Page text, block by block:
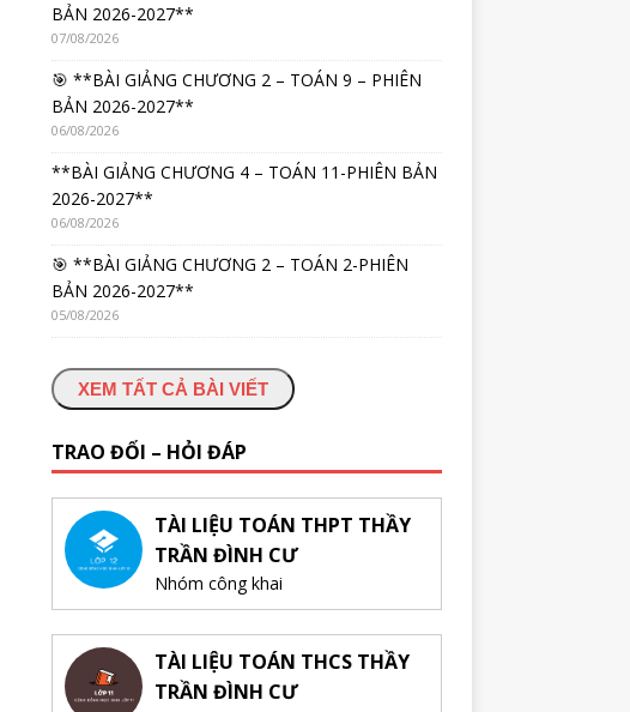
BẢN 2026-2027**
07/08/2026
🎯 **BÀI GIẢNG CHƯƠNG 2 – TOÁN 9 – PHIÊN
BẢN 2026-2027**
06/08/2026
**BÀI GIẢNG CHƯƠNG 4 – TOÁN 11-PHIÊN BẢN
2026-2027**
06/08/2026
🎯 **BÀI GIẢNG CHƯƠNG 2 – TOÁN 2-PHIÊN
BẢN 2026-2027**
05/08/2026
XEM TẤT CẢ BÀI VIẾT
TRAO ĐỔI – HỎI ĐÁP
TÀI LIỆU TOÁN THPT THẦY
TRẦN ĐÌNH CƯ
Nhóm công khai
TÀI LIỆU TOÁN THCS THẦY
TRẦN ĐÌNH CƯ